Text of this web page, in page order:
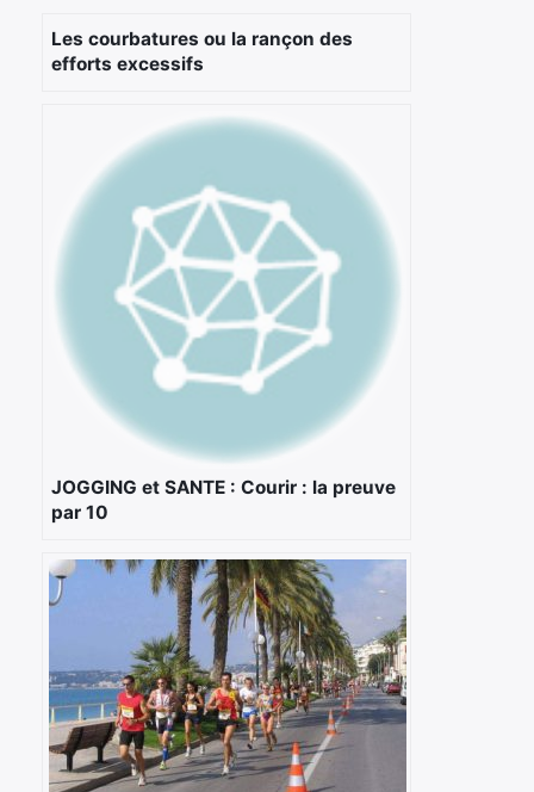
Les courbatures ou la rançon des
efforts excessifs
JOGGING et SANTE : Courir : la preuve
par 10
Rechercher
: